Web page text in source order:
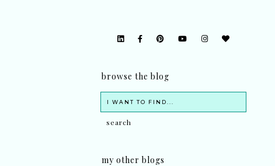
browse the blog
my other blogs